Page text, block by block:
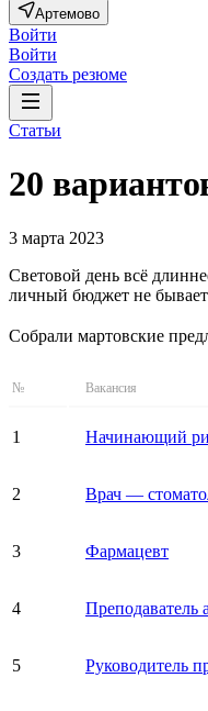
Артемово
Войти
Войти
Создать резюме
Статьи
20
3 марта 2023
Световой день всё
личный бюджет не бывает
Собрали мартовские
№ Вакансия
1 Начинающий
2 Врач —
3 Фармацевт
4 Преподаватель
5 Руководитель